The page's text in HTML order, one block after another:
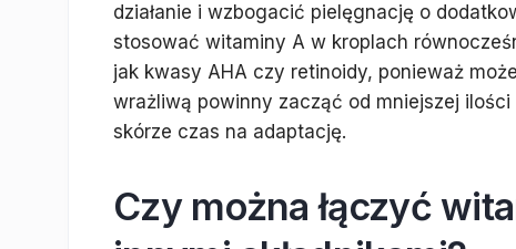
działanie i wzbogacić pielęgnację o
stosować witaminy A w kroplach
jak kwasy AHA czy retinoidy, ponieważ
wrażliwą powinny zacząć od mniejszej
skórze czas na adaptację.
Czy można łączyć